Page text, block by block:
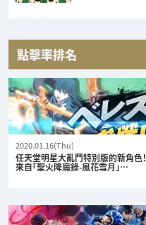
點擊率排名
2020.01.16(Thu)
任天堂明星大亂鬥特別版的新角色！
來自「聖火降魔錄-風花雪月」…